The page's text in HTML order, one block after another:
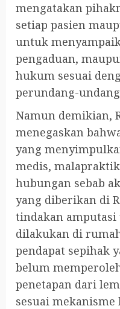
mengatakan
setiap pasien
untuk
pengaduan,
hukum sesuai
perundang-
Namun demikian,
menegaskan
yang
medis,
hubungan sebab
yang diberikan di
tindakan
dilakukan di
pendapat sepihak
belum
penetapan dari
sesuai